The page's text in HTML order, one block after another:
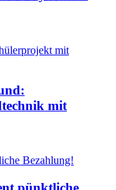
mit